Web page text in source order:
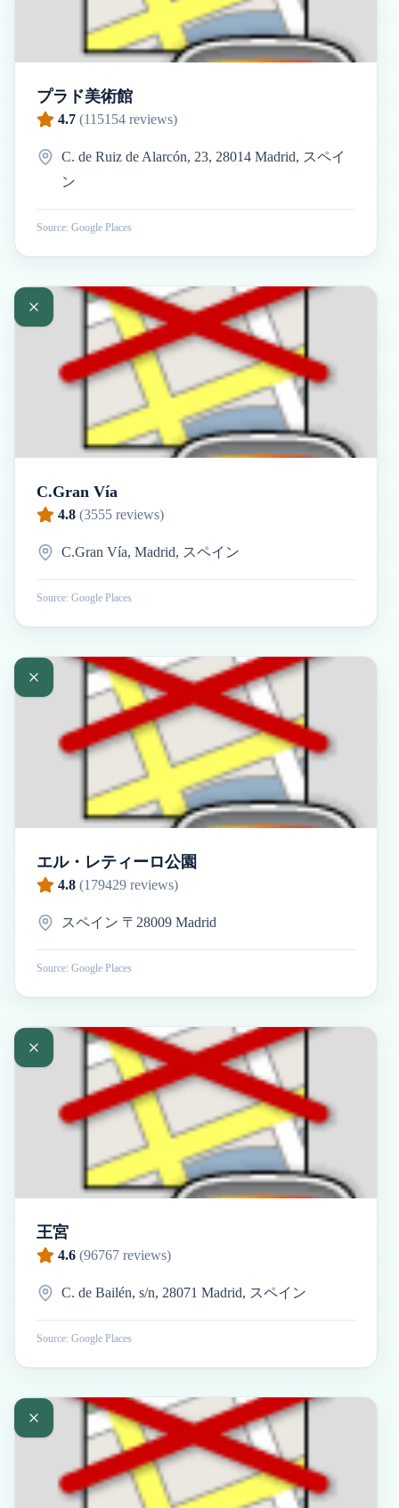
プラド美術館
4.7 (115154 reviews)
C. de Ruiz de Alarcón, 23, 28014 Madrid, スペイ
ン
Source: Google Places
C.Gran Vía
4.8 (3555 reviews)
C.Gran Vía, Madrid, スペイン
Source: Google Places
エル・レティーロ公園
4.8 (179429 reviews)
スペイン 〒28009 Madrid
Source: Google Places
王宮
4.6 (96767 reviews)
C. de Bailén, s/n, 28071 Madrid, スペイン
Source: Google Places